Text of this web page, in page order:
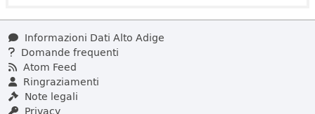
Informazioni Dati Alto Adige
Domande frequenti
Atom Feed
Ringraziamenti
Note legali